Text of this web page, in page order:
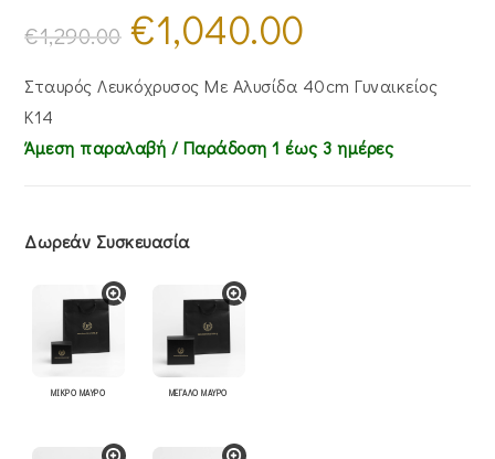
€1,290.00
Original
price
was:
€1,040.00
€1,040.00.
Σταυρός Λευκόχρυσος Με Αλυσίδα 40cm Γυναικείος
Κ14
Άμεση παραλαβή / Παράδoση 1 έως 3 ημέρες
Δωρεάν Συσκευασία
ΜΙΚΡΟ ΜΑΥΡΟ ΜΕΓΑΛΟ ΜΑΥΡΟ